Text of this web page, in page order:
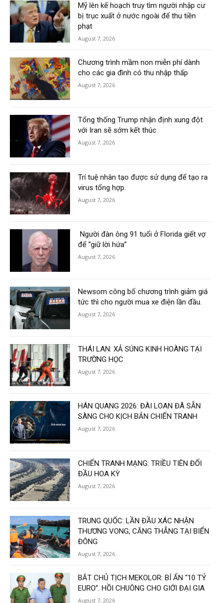
Mỹ lên kế hoạch truy tìm người nhập cư
bị trục xuất ở nước ngoài để thu tiền
phạt
August 7, 2026
Chương trình mầm non miễn phí dành
cho các gia đình có thu nhập thấp
August 7, 2026
Tổng thống Trump nhận định xung đột
với Iran sẽ sớm kết thúc
August 7, 2026
Trí tuệ nhân tạo được sử dụng để tạo ra
virus tổng hợp.
August 7, 2026
Người đàn ông 91 tuổi ở Florida giết vợ
để “giữ lời hứa”
August 7, 2026
Newsom công bố chương trình giảm giá
tức thì cho người mua xe điện lần đầu.
August 7, 2026
THÁI LAN: XẢ SÚNG KINH HOÀNG TẠI
TRƯỜNG HỌC
August 7, 2026
HÁN QUANG 2026: ĐÀI LOAN ĐÃ SẴN
SÀNG CHO KỊCH BẢN CHIẾN TRANH
August 7, 2026
CHIẾN TRANH MẠNG: TRIỀU TIÊN ĐỐI
ĐẦU HOA KỲ
August 7, 2026
TRUNG QUỐC: LẦN ĐẦU XÁC NHẬN
THƯƠNG VONG, CĂNG THẲNG TẠI BIỂN
ĐÔNG
August 7, 2026
BẮT CHỦ TỊCH MEKOLOR: BÍ ẨN “10 TỶ
EURO”. HỒI CHUÔNG CHO GIỚI ĐẠI GIA
August 7, 2026